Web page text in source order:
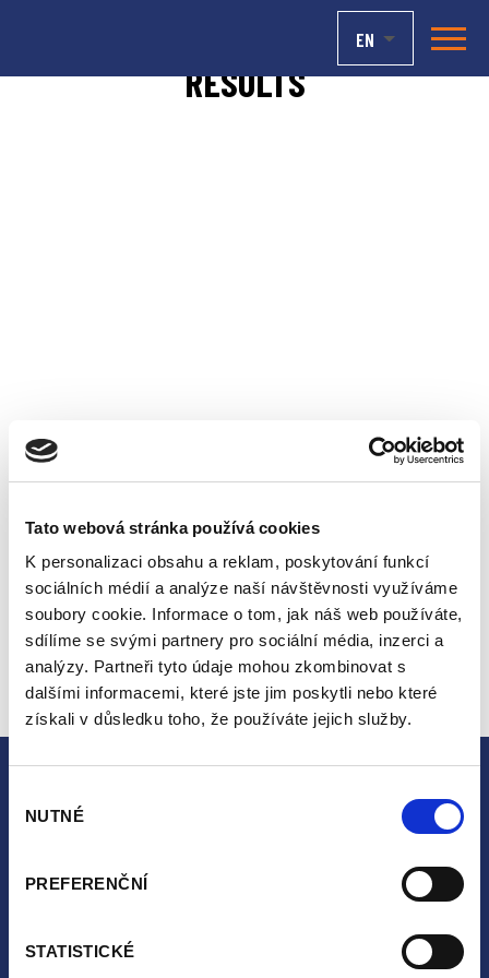
Tato webová stránka používá cookies
K personalizaci obsahu a reklam, poskytování funkcí
sociálních médií a analýze naší návštěvnosti využíváme
soubory cookie. Informace o tom, jak náš web používáte,
sdílíme se svými partnery pro sociální média, inzerci a
analýzy. Partneři tyto údaje mohou zkombinovat s
dalšími informacemi, které jste jim poskytli nebo které
získali v důsledku toho, že používáte jejich služby.
souhlasu
NUTNÉ
PREFERENČNÍ
STATISTICKÉ
EN
RESULTS
6. 1. 2022
RESULTS
News